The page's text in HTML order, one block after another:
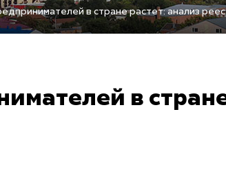
в стране растет: анализ
в